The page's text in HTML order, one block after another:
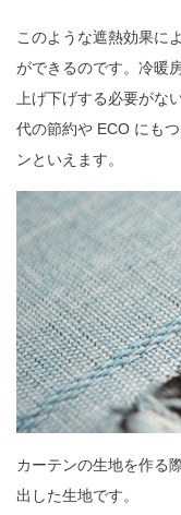
このような遮熱効果に
ができるのです。冷暖
上げ下げする必要がな
代の節約や ECO にも
ンといえます。
カーテンの生地を作る
出した生地です。